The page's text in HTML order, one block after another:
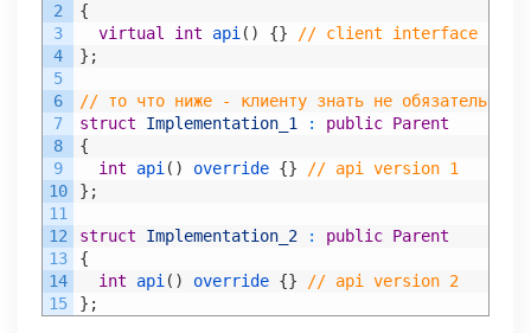
2
3
4
5
6
7
8
9
10
11
12
13
14
15
{
virtual
int api ( ) {}
// client interface
} ;
// то что ниже - клиенту знать не обязательно
struct
Implementation_1 : public Parent
{
int
api ( ) override {}
// api version 1
} ;
struct Implementation_2 : public Parent
{
int
api ( ) override {}
// api version 2
} ;